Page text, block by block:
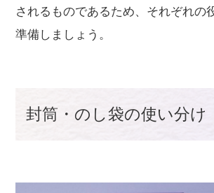
されるものであるため、それぞれの
準備しましょう。
封筒・のし袋の使い分け